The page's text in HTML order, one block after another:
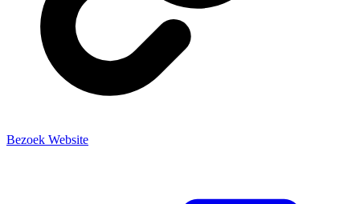
Bezoek Website